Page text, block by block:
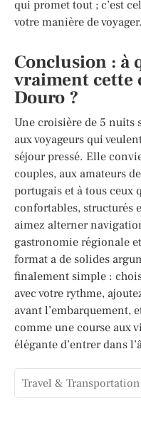
qui promet tout ; c’est
votre manière de voyager.
Conclusion : à
vraiment cette
Douro ?
Une croisière de 5 nuits
aux voyageurs qui
séjour pressé. Elle
couples, aux amateurs
portugais et à tous ceux
confortables, structurés
aimez alterner
gastronomie régionale
format a de solides
finalement simple :
avec votre rythme,
avant l’embarquement,
comme une course aux
élégante d’entrer dans
Travel & Transportation